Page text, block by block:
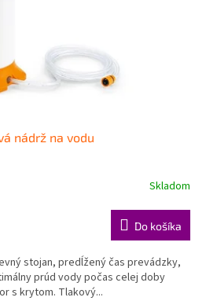
nádrž na vodu
Skladom
Do košíka
stojan, predĺžený čas prevádzky,
prúd vody počas celej doby
s krytom. Tlakový...